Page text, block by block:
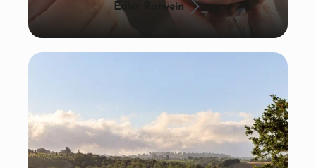
Edler Rotwein